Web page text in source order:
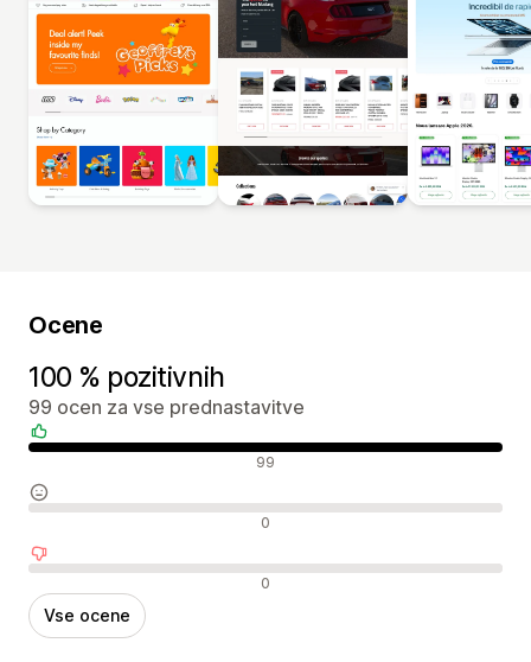
Ocene
100 % pozitivnih
99 ocen za vse prednastavitve
Pozitivne ocene 99
Nevtralne ocene 0
Negativne ocene 0
Vse ocene